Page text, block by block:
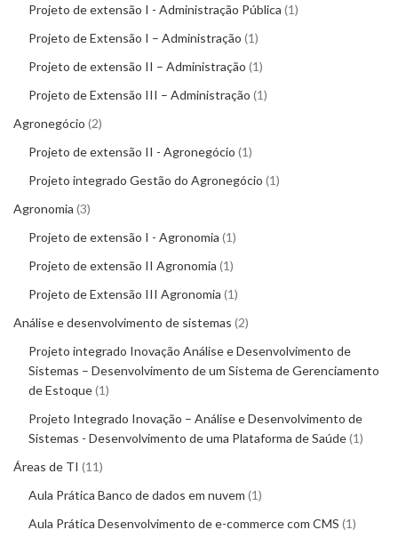
Projeto de extensão I - Administração Pública 1
Projeto de Extensão I – Administração 1
Projeto de extensão II – Administração 1
Projeto de Extensão III – Administração 1
Agronegócio 2
Projeto de extensão II - Agronegócio 1
Projeto integrado Gestão do Agronegócio 1
Agronomia 3
Projeto de extensão I - Agronomia 1
Projeto de extensão II Agronomia 1
Projeto de Extensão III Agronomia 1
Análise e desenvolvimento de sistemas 2
Projeto integrado Inovação Análise e Desenvolvimento de
Sistemas – Desenvolvimento de um Sistema de Gerenciamento
de Estoque 1
Projeto Integrado Inovação – Análise e Desenvolvimento de
Sistemas - Desenvolvimento de uma Plataforma de Saúde 1
Áreas de TI 11
Aula Prática Banco de dados em nuvem 1
Aula Prática Desenvolvimento de e-commerce com CMS 1